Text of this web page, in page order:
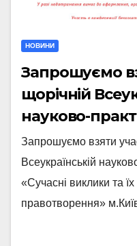
НОВИНИ
Запрошуємо
щорічній
науково-
Запрошуємо взяти
Всеукраїнській
«Сучасні виклики та
правотворення»